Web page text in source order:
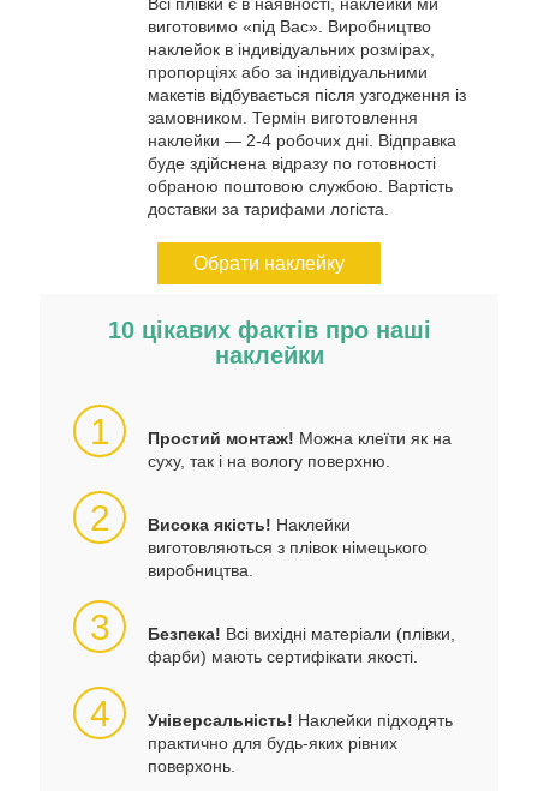
Всі плівки є в наявності, наклейки ми
виготовимо «під Вас». Виробництво
наклейок в індивідуальних розмірах,
пропорціях або за індивідуальними
макетів відбувається після узгодження із
замовником. Термін виготовлення
наклейки — 2-4 робочих дні. Відправка
буде здійснена відразу по готовності
обраною поштовою службою. Вартість
доставки за тарифами логіста.
Обрати наклейку
10 цікавих фактів про наші
наклейки
1 Простий монтаж! Можна клеїти як на
суху, так і на вологу поверхню.
2 Висока якість! Наклейки
виготовляються з плівок німецького
виробництва.
3 Безпека! Всі вихідні матеріали (плівки,
фарби) мають сертифікати якості.
4 Універсальність! Наклейки підходять
практично для будь-яких рівних
поверхонь.